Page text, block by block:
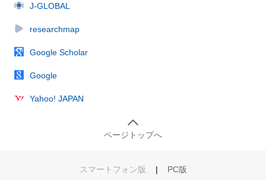
J-GLOBAL
researchmap
Google Scholar
Google
Yahoo! JAPAN
ページトップへ
スマートフォン版 | PC版